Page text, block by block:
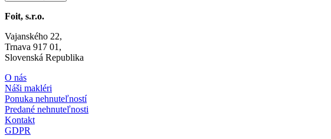
Foit, s.r.o.
Vajanského 22,
Trnava 917 01,
Slovenská Republika
O nás
Náši makléri
Ponuka nehnuteľností
Predané nehnuteľnosti
Kontakt
GDPR